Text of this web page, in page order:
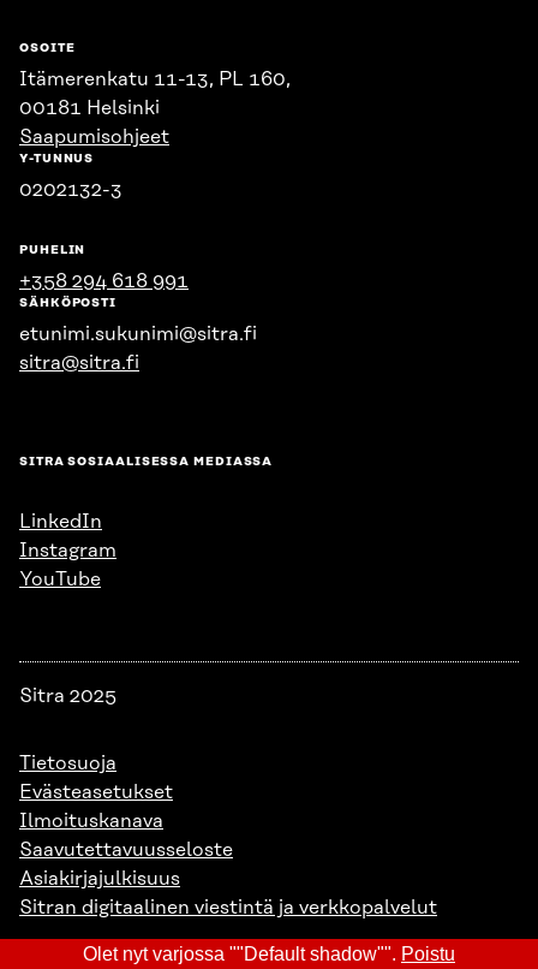
OSOITE
Itämerenkatu 11-13, PL 160,
00181 Helsinki
Saapumisohjeet
Y-TUNNUS
0202132-3
PUHELIN
+358 294 618 991
SÄHKÖPOSTI
etunimi.sukunimi@sitra.fi
sitra@sitra.fi
SITRA SOSIAALISESSA MEDIASSA
LinkedIn
Instagram
YouTube
Sitra 2025
Tietosuoja
Evästeasetukset
Ilmoituskanava
Saavutettavuusseloste
Asiakirjajulkisuus
Sitran digitaalinen viestintä ja verkkopalvelut
Olet nyt varjossa ""Default shadow"". Poistu